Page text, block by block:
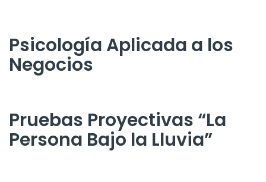
Psicología Aplicada a los
Negocios
Pruebas Proyectivas “La
Persona Bajo la Lluvia”